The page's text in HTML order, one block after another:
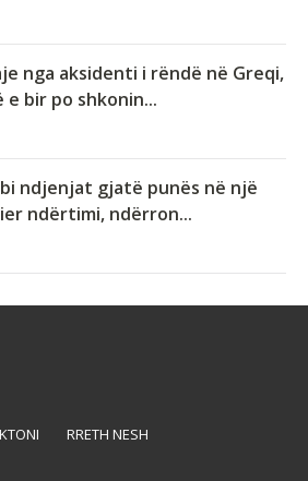
nga aksidenti i rëndë në Greqi,
e bir po shkonin...
ndjenjat gjatë punës në një
ndërtimi, ndërron...
RRETH NESH